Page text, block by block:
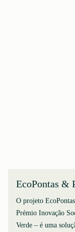
EcoPontas &
O projeto
Prémio Inovação
Verde – é uma